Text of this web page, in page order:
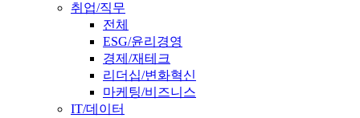
취업/직무
전체
ESG/윤리경영
경제/재테크
리더십/변화혁신
마케팅/비즈니스
IT/데이터